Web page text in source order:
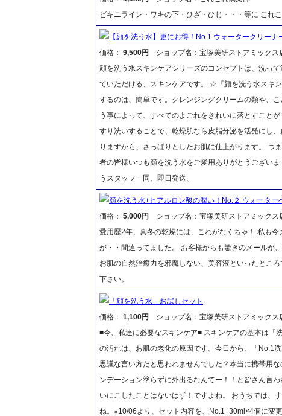
ビキニライン・ワキの下・ひざ・ひじ・・・等に これ
【顔を洗う水】更にお得！No.1 ウォータークリーナ
価格： 9,500円
ショップ名：宝塚美研ストアミックス
顔を洗う水スキンケアシリーズのコンセプトは、洗っ
ていただける、スキンケアです。 ☆『顔を洗う水スキ
するのは、簡単です。クレンジングクリームの類や、
う事によって、すべてのよごれをきれいに落とすこと
すり洗いすることで、乾燥肌なら皮脂分泌を活発にし
りますから、さっぱりとしたお肌に仕上がります。 つ
者の皆様いつも顔を洗う水をご愛用ありがとうござい
うスタッフ一同、即日発送、
顔を洗う水+ヒアルロン酸の潤い！No.２ ウォーター
価格： 5,000円
ショップ名：宝塚美研ストアミックス
愛用歴2年、真冬の乾燥には、これがなくちゃ！ 私も
が・・間違ってました。 お客様からも驚きのメールが
お肌の自然治癒力を邪魔しない、美容液といったとこ
下さい。
「顔を洗う水」お試しセット
価格： 1,100円
ショップ名：宝塚美研ストアミックス
■今、私達に必要なスキンケア■ スキンケアの基本は「
の汚れは、お肌の老化の原因です。今日から、「No.1
思議な言い方だと思われませんでした？本当に携帯用
ンデーション塗らずに外出るなんてー！！と皆さん言
いにこしたことはないはず！ですよね。 おうちでは、
ね。※10/06より、セット内容を、No.1_30ml×4個に変更